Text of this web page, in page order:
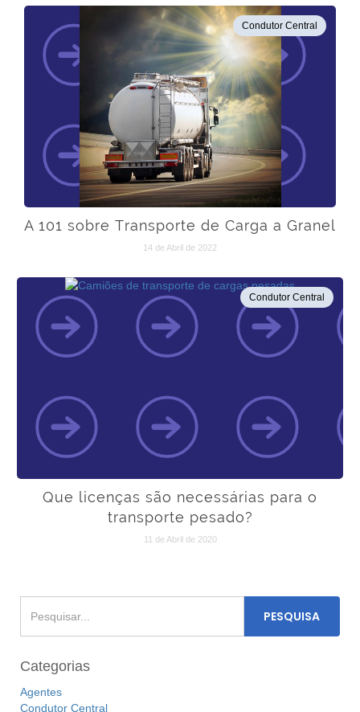
Condutor Central
A 101 sobre Transporte de Carga a Granel
14 de Abril de 2022
Condutor Central
Que licenças são necessárias para o
transporte pesado?
11 de Abril de 2020
Categorias
Agentes
Condutor Central